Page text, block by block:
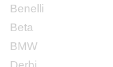
Benelli
Beta
BMW